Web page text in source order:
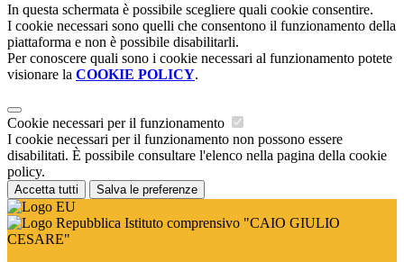
In questa schermata è possibile scegliere quali cookie consentire.
I cookie necessari sono quelli che consentono il funzionamento della
piattaforma e non è possibile disabilitarli.
Per conoscere quali sono i cookie necessari al funzionamento potete
visionare la COOKIE POLICY.
Cookie necessari per il funzionamento
I cookie necessari per il funzionamento non possono essere
disabilitati. È possibile consultare l'elenco nella pagina della cookie
policy.
Accetta tutti Salva le preferenze
Istituto comprensivo "CAIO GIULIO
CESARE"